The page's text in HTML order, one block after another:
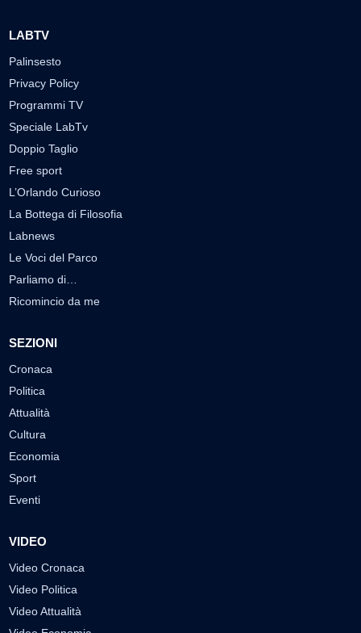
LABTV
Palinsesto
Privacy Policy
Programmi TV
Speciale LabTv
Doppio Taglio
Free sport
L’Orlando Curioso
La Bottega di Filosofia
Labnews
Le Voci del Parco
Parliamo di…
Ricomincio da me
SEZIONI
Cronaca
Politica
Attualità
Cultura
Economia
Sport
Eventi
VIDEO
Video Cronaca
Video Politica
Video Attualità